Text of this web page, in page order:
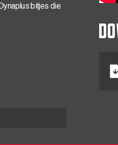
bitjes die